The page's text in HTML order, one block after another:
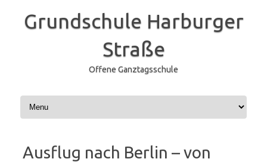
Grundschule Harburger
Straße
Offene Ganztagsschule
Zum Inhalt springen
Ausflug nach Berlin – von